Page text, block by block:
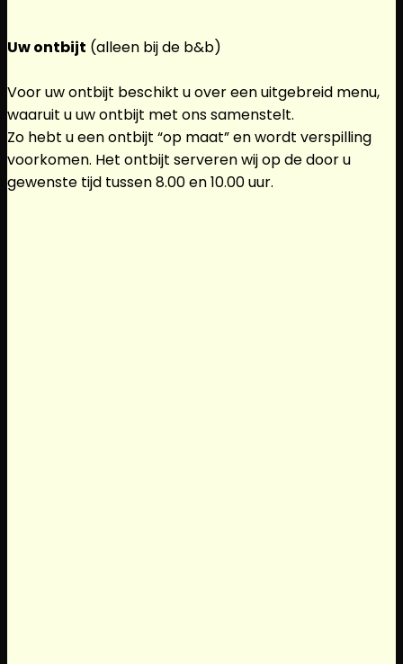
Uw ontbijt (alleen bij de b&b)
Voor uw ontbijt beschikt u over een uitgebreid menu,
waaruit u uw ontbijt met ons samenstelt.
Zo hebt u een ontbijt “op maat” en wordt verspilling
voorkomen. Het ontbijt serveren wij op de door u
gewenste tijd tussen 8.00 en 10.00 uur.